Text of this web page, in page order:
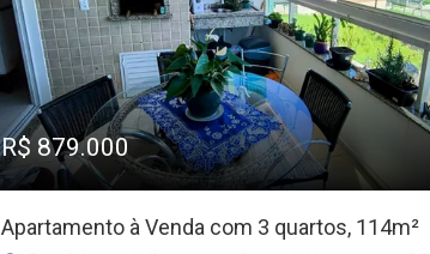
R$ 879.000
Apartamento à Venda com 3 quartos, 114m²